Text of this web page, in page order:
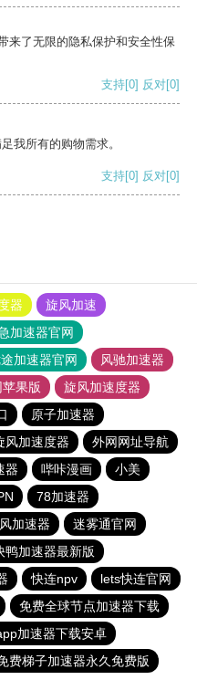
来了无限的隐私保护和安全性保
支持[0] 反对[0]
我所有的购物需求。
支持[0] 反对[0]
器
旋风加速
加速器官网
加速器官网
风驰加速器
果版
旋风加速度器
原子加速器
风加速度器
外网网址导航
器 哔咔漫画
小美
78加速器
加速器
迷雾通官网
鸭加速器最新版
快连npv
lets快连官网
免费全球节点加速器下载
加速器下载安卓
费梯子加速器永久免费版